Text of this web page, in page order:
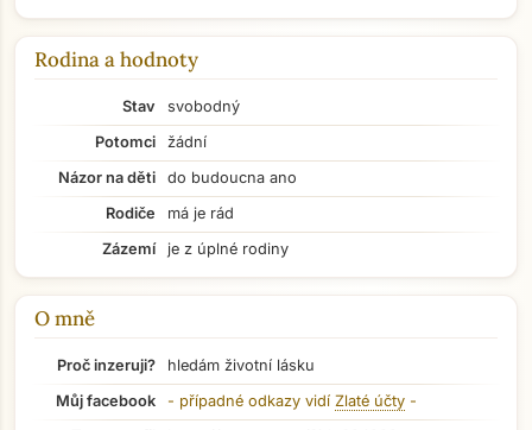
Přejít na hlavní obsah
Rodina a hodnoty
Stav
svobodný
Potomci
žádní
Názor na děti
do budoucna ano
Rodiče
má je rád
Zázemí
je z úplné rodiny
O mně
Proč inzeruji?
hledám životní lásku
Můj facebook
- případné odkazy vidí Zlaté účty -